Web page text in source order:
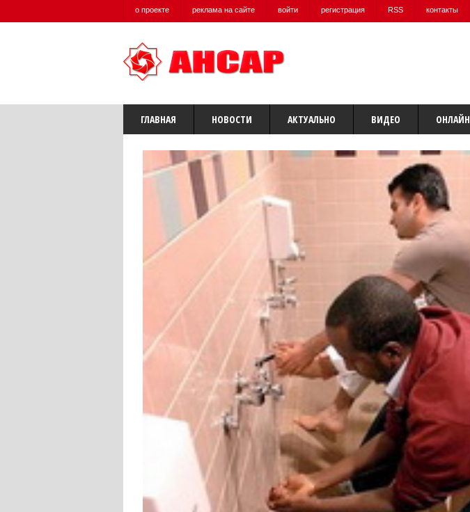
о проекте реклама на сайте войти регистрация RSS контакты
ГЛАВНАЯ НОВОСТИ АКТУАЛЬНО ВИДЕО ОНЛАЙН